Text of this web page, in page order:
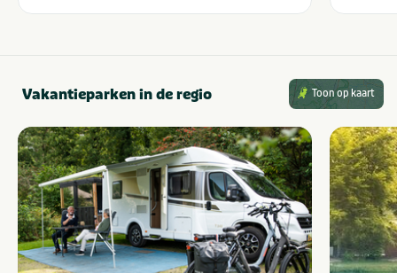
Vakantieparken in de regio Toon op kaart